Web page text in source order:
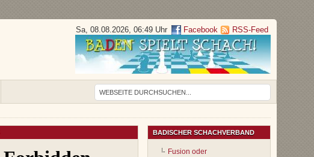
Sa, 08.08.2026, 06:49 Uhr Facebook RSS-Feed
BADISCHER SCHACHVERBAND
Fusion oder